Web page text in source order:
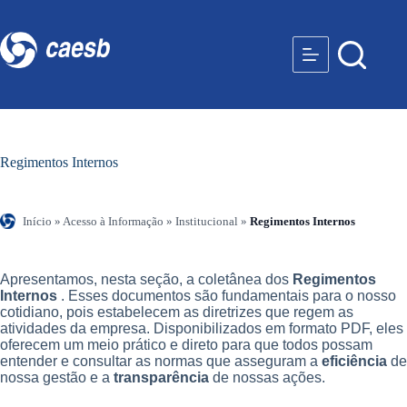
Regimentos Internos
Início » Acesso à Informação » Institucional » Regimentos Internos
Apresentamos, nesta seção, a coletânea dos Regimentos
Internos . Esses documentos são fundamentais para o nosso
cotidiano, pois estabelecem as diretrizes que regem as
atividades da empresa. Disponibilizados em formato PDF, eles
oferecem um meio prático e direto para que todos possam
entender e consultar as normas que asseguram a eficiência de
nossa gestão e a transparência de nossas ações.